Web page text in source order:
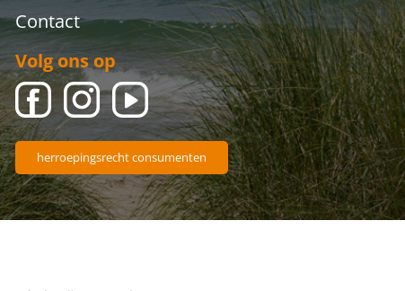
Contact
Volg ons op
herroepingsrecht consumenten